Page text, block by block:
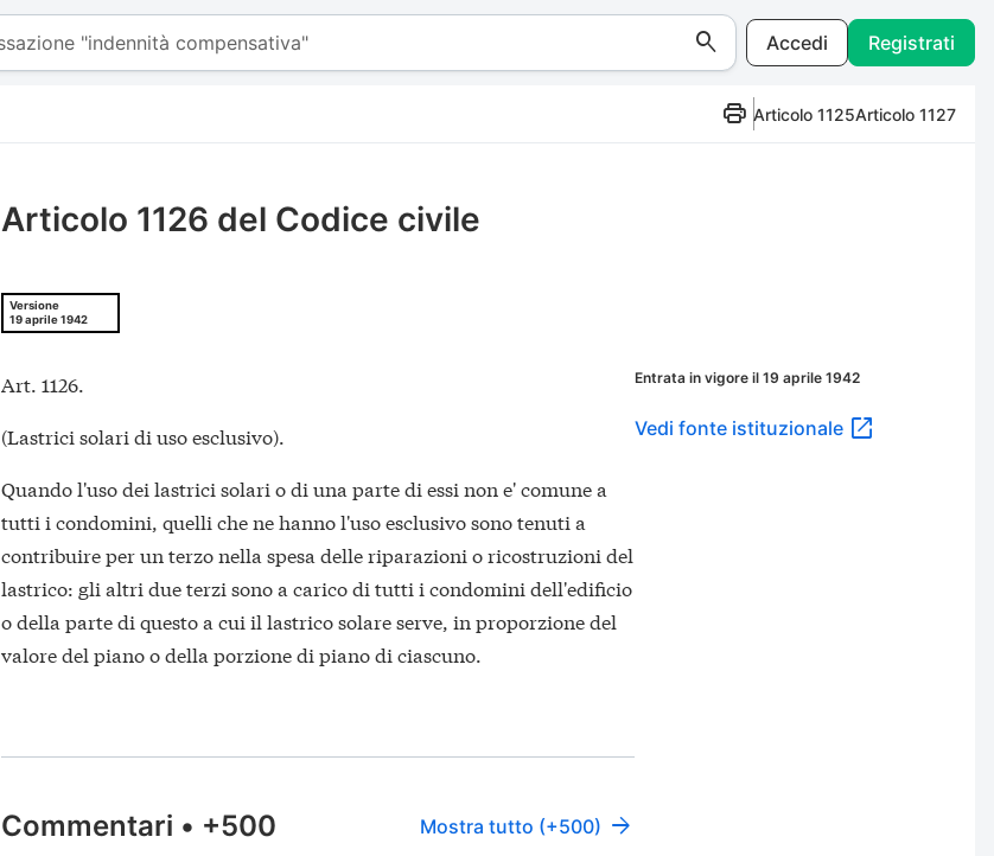
Accedi Registrati
Articolo 1125Articolo 1127
Articolo 1126 del Codice civile
Versione
19 aprile 1942
Art. 1126.
(Lastrici solari di uso esclusivo).
Quando l'uso dei lastrici solari o di una parte di essi non e' comune a
tutti i condomini, quelli che ne hanno l'uso esclusivo sono tenuti a
contribuire per un terzo nella spesa delle riparazioni o ricostruzioni del
lastrico: gli altri due terzi sono a carico di tutti i condomini dell'edificio
o della parte di questo a cui il lastrico solare serve, in proporzione del
valore del piano o della porzione di piano di ciascuno.
Entrata in vigore il 19 aprile 1942
Vedi fonte istituzionale
Commentari • +500 Mostra tutto (+500)